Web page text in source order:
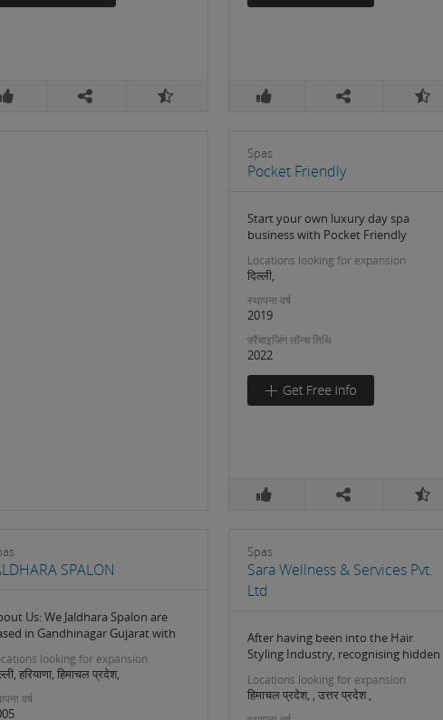
Spas
Pocket Friendly
Start your own luxury day spa
business with Pocket Friendly
Locations looking for expansion
दिल्ली,
स्थापना वर्ष
2019
फ़्रैंचाइजिंग लॉन्च तिथि
2022
SPALON
Us: We Jaldhara Spalon are
in Gandhinagar Gujarat with
looking for expansion
हरियाणा, हिमाचल प्रदेश,
वर्ष
Spas
Sara Wellness & Services Pvt.
Ltd
After having been into the Hair
Styling Industry, recognising hidden
Locations looking for expansion
हिमाचल प्रदेश, , उत्तर प्रदेश ,